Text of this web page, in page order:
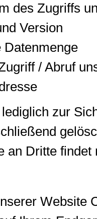
des Zugriffs
Version
Datenmenge
/ Abruf
zur
an Dritte findet
Website